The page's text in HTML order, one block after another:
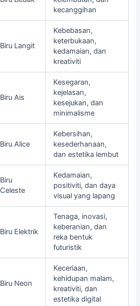
kecanggihan
Biru Langit
Kebebasan,
keterbukaan,
kedamaian, dan
kreativiti
Biru Ais
Kesegaran,
kejelasan,
kesejukan, dan
minimalisme
Biru Alice
Kebersihan,
kesederhanaan,
dan estetika lembut
Biru
Celeste
Kedamaian,
positiviti, dan daya
visual yang lapang
Biru Elektrik
Tenaga, inovasi,
keberanian, dan
reka bentuk
futuristik
Biru Neon
Keceriaan,
kehidupan malam,
kreativiti, dan
estetika digital